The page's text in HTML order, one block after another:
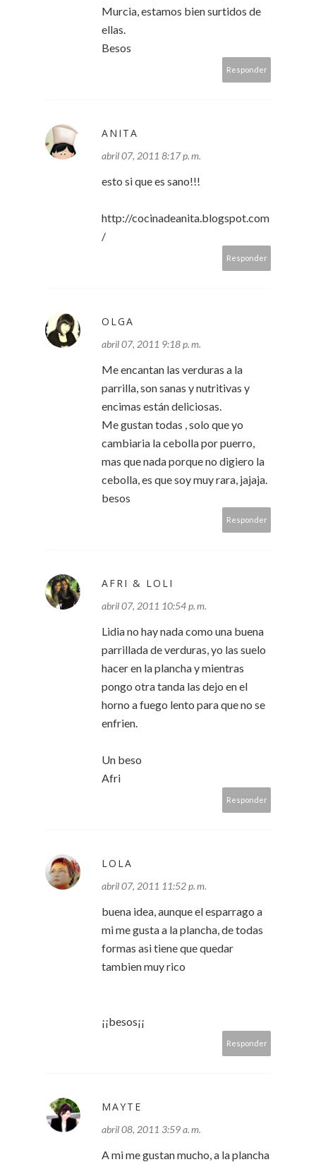
Murcia, estamos bien surtidos de
ellas.
Besos
Responder
ANITA
abril 07, 2011 8:17 p. m.
esto si que es sano!!!
http://cocinadeanita.blogspot.com
/
Responder
OLGA
abril 07, 2011 9:18 p. m.
Me encantan las verduras a la
parrilla, son sanas y nutritivas y
encimas están deliciosas.
Me gustan todas , solo que yo
cambiaria la cebolla por puerro,
mas que nada porque no digiero la
cebolla, es que soy muy rara, jajaja.
besos
Responder
AFRI & LOLI
abril 07, 2011 10:54 p. m.
Lidia no hay nada como una buena
parrillada de verduras, yo las suelo
hacer en la plancha y mientras
pongo otra tanda las dejo en el
horno a fuego lento para que no se
enfrien.
Un beso
Afri
Responder
LOLA
abril 07, 2011 11:52 p. m.
buena idea, aunque el esparrago a
mi me gusta a la plancha, de todas
formas asi tiene que quedar
tambien muy rico
¡¡besos¡¡
Responder
MAYTE
abril 08, 2011 3:59 a. m.
A mi me gustan mucho, a la plancha